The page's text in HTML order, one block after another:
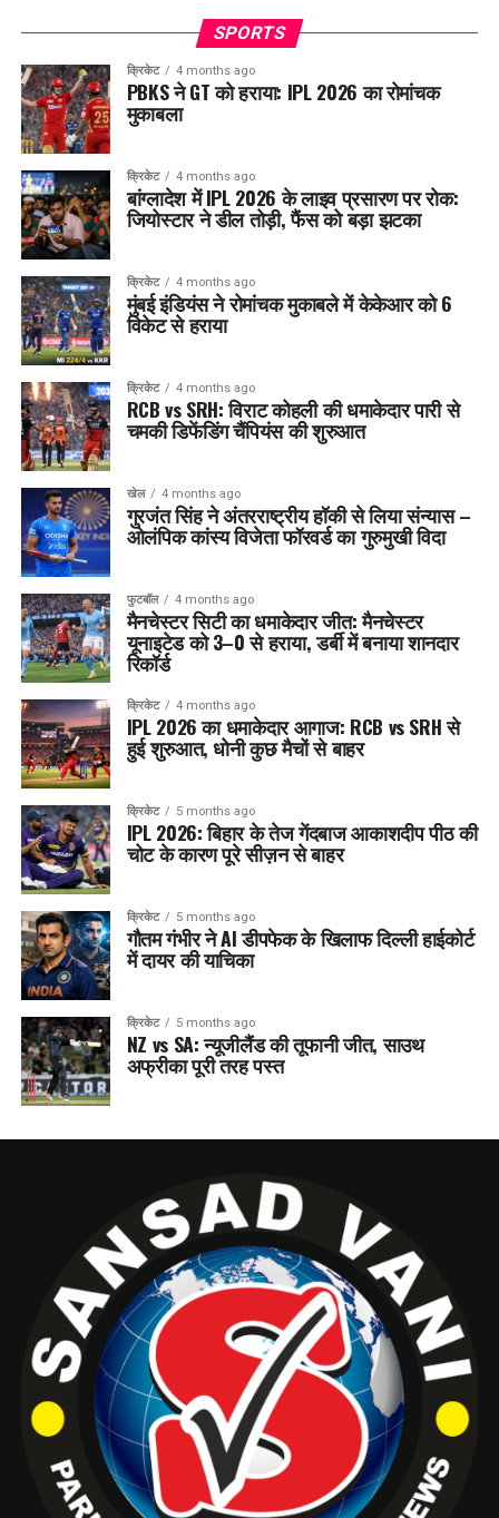
SPORTS
क्रिकेट 4 months ago
PBKS ने GT को हराया: IPL 2026 का रोमांचक
मुकाबला
क्रिकेट 4 months ago
बांग्लादेश में IPL 2026 के लाइव प्रसारण पर रोक:
जियोस्टार ने डील तोड़ी, फैंस को बड़ा झटका
क्रिकेट 4 months ago
मुंबई इंडियंस ने रोमांचक मुकाबले में केकेआर को 6
विकेट से हराया
क्रिकेट 4 months ago
RCB vs SRH: विराट कोहली की धमाकेदार पारी से
चमकी डिफेंडिंग चैंपियंस की शुरुआत
खेल 4 months ago
गुरजंत सिंह ने अंतरराष्ट्रीय हॉकी से लिया संन्यास –
ओलंपिक कांस्य विजेता फॉरवर्ड का गुरुमुखी विदा
फुटबॉल 4 months ago
मैनचेस्टर सिटी का धमाकेदार जीत: मैनचेस्टर
यूनाइटेड को 3–0 से हराया, डर्बी में बनाया शानदार
रिकॉर्ड
क्रिकेट 4 months ago
IPL 2026 का धमाकेदार आगाज: RCB vs SRH से
हुई शुरुआत, धोनी कुछ मैचों से बाहर
क्रिकेट 5 months ago
IPL 2026: बिहार के तेज गेंदबाज आकाशदीप पीठ की
चोट के कारण पूरे सीज़न से बाहर
क्रिकेट 5 months ago
गौतम गंभीर ने AI डीपफेक के खिलाफ दिल्ली हाईकोर्ट
में दायर की याचिका
क्रिकेट 5 months ago
NZ vs SA: न्यूजीलैंड की तूफानी जीत, साउथ
अफ्रीका पूरी तरह पस्त